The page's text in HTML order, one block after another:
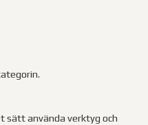
sätt använda verktyg och